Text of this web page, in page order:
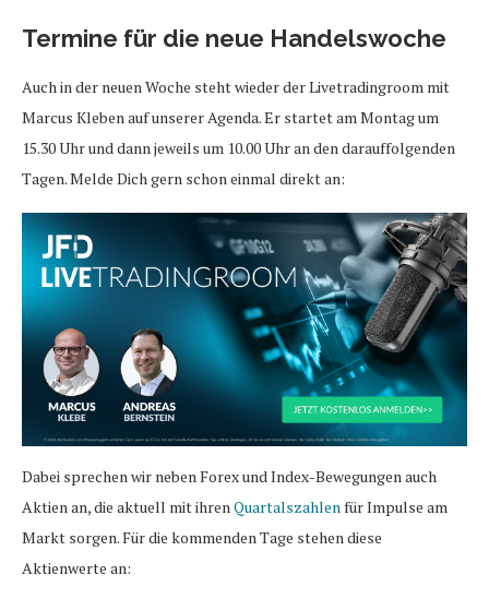
Termine für die neue Handelswoche
Auch in der neuen Woche steht wieder der Livetradingroom mit
Marcus Kleben auf unserer Agenda. Er startet am Montag um
15.30 Uhr und dann jeweils um 10.00 Uhr an den darauffolgenden
Tagen. Melde Dich gern schon einmal direkt an:
Dabei sprechen wir neben Forex und Index-Bewegungen auch
Aktien an, die aktuell mit ihrenQuartalszahlenfür Impulse am
Markt sorgen. Für die kommenden Tage stehen diese
Aktienwerte an: